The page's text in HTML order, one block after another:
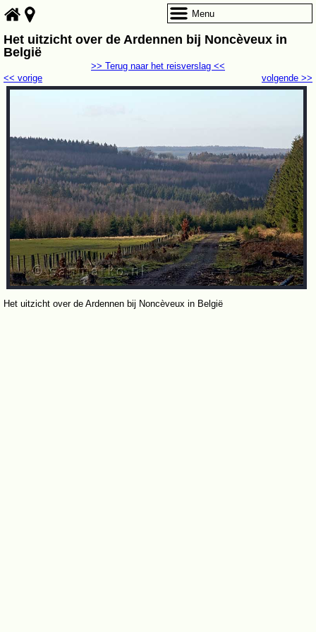
Het uitzicht over de Ardennen bij Noncèveux in
België
volgende >>
<< vorige
>> Terug naar het reisverslag <<
Het uitzicht over de Ardennen bij Noncèveux in België
Menu